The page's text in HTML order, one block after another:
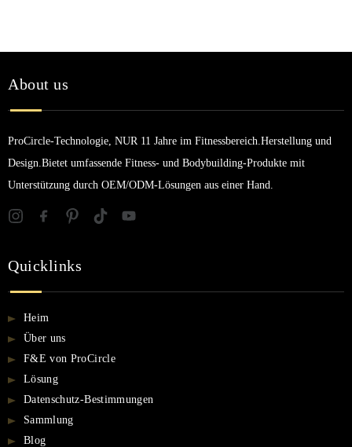
About us
ProCircle-Technologie, NUR 11 Jahre im Fitnessbereich.Herstellung und
Design.Bietet umfassende Fitness- und Bodybuilding-Produkte mit
Unterstützung durch OEM/ODM-Lösungen aus einer Hand.
Quicklinks
Heim
Über uns
F&E von ProCircle
Lösung
Datenschutz-Bestimmungen
Sammlung
Blog